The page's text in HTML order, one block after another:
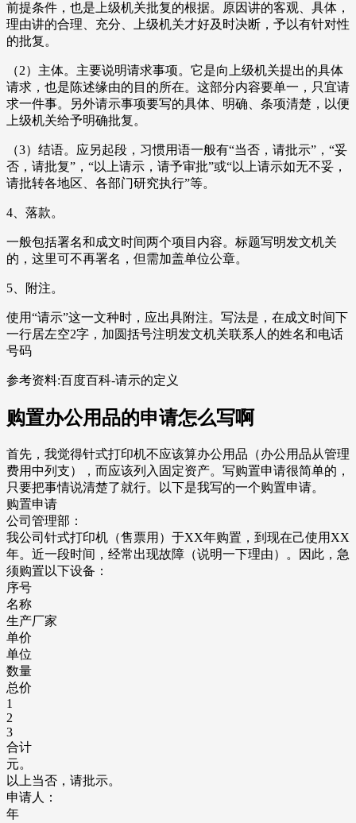
前提条件，也是上级机关批复的根据。原因讲的客观、具体，
理由讲的合理、充分、上级机关才好及时决断，予以有针对性
的批复。
（2）主体。主要说明请求事项。它是向上级机关提出的具体
请求，也是陈述缘由的目的所在。这部分内容要单一，只宜请
求一件事。另外请示事项要写的具体、明确、条项清楚，以便
上级机关给予明确批复。
（3）结语。应另起段，习惯用语一般有“当否，请批示”，“妥
否，请批复”，“以上请示，请予审批”或“以上请示如无不妥，
请批转各地区、各部门研究执行”等。
4、落款。
一般包括署名和成文时间两个项目内容。标题写明发文机关
的，这里可不再署名，但需加盖单位公章。
5、附注。
使用“请示”这一文种时，应出具附注。写法是，在成文时间下
一行居左空2字，加圆括号注明发文机关联系人的姓名和电话
号码
参考资料:百度百科-请示的定义
购置办公用品的申请怎么写啊
首先，我觉得针式打印机不应该算办公用品（办公用品从管理
费用中列支），而应该列入固定资产。写购置申请很简单的，
只要把事情说清楚了就行。以下是我写的一个购置申请。
购置申请
公司管理部：
我公司针式打印机（售票用）于XX年购置，到现在己使用XX
年。近一段时间，经常出现故障（说明一下理由）。因此，急
须购置以下设备：
序号
名称
生产厂家
单价
单位
数量
总价
1
2
3
合计
元。
以上当否，请批示。
申请人：
年